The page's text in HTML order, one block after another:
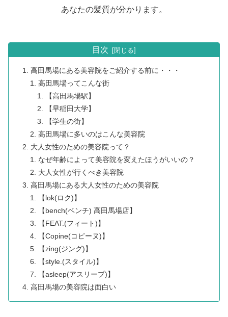
あなたの髪質が分かります。
目次
高田馬場にある美容院をご紹介する前に・・・
高田馬場ってこんな街
【高田馬場駅】
【早稲田大学】
【学生の街】
高田馬場に多いのはこんな美容院
大人女性のための美容院って？
なぜ年齢によって美容院を変えたほうがいいの？
大人女性が行くべき美容院
高田馬場にある大人女性のための美容院
【lok(ロク)】
【bench(ベンチ) 高田馬場店】
【FEAT.(フィート)】
【Copine(コピーヌ)】
【zing(ジング)】
【style.(スタイル)】
【asleep(アスリープ)】
高田馬場の美容院は面白い